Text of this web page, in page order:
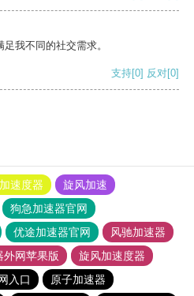
我不同的社交需求。
支持[0] 反对[0]
速度器
旋风加速
狗急加速器官网
优途加速器官网
风驰加速器
外网苹果版
旋风加速度器
入口
原子加速器